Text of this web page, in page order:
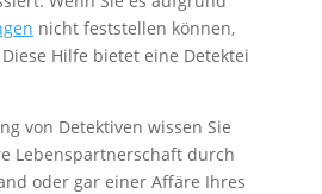
nicht feststellen können,
Hilfe bietet eine Detektei
von Detektiven wissen Sie
Lebenspartnerschaft durch
oder gar einer Affäre Ihres